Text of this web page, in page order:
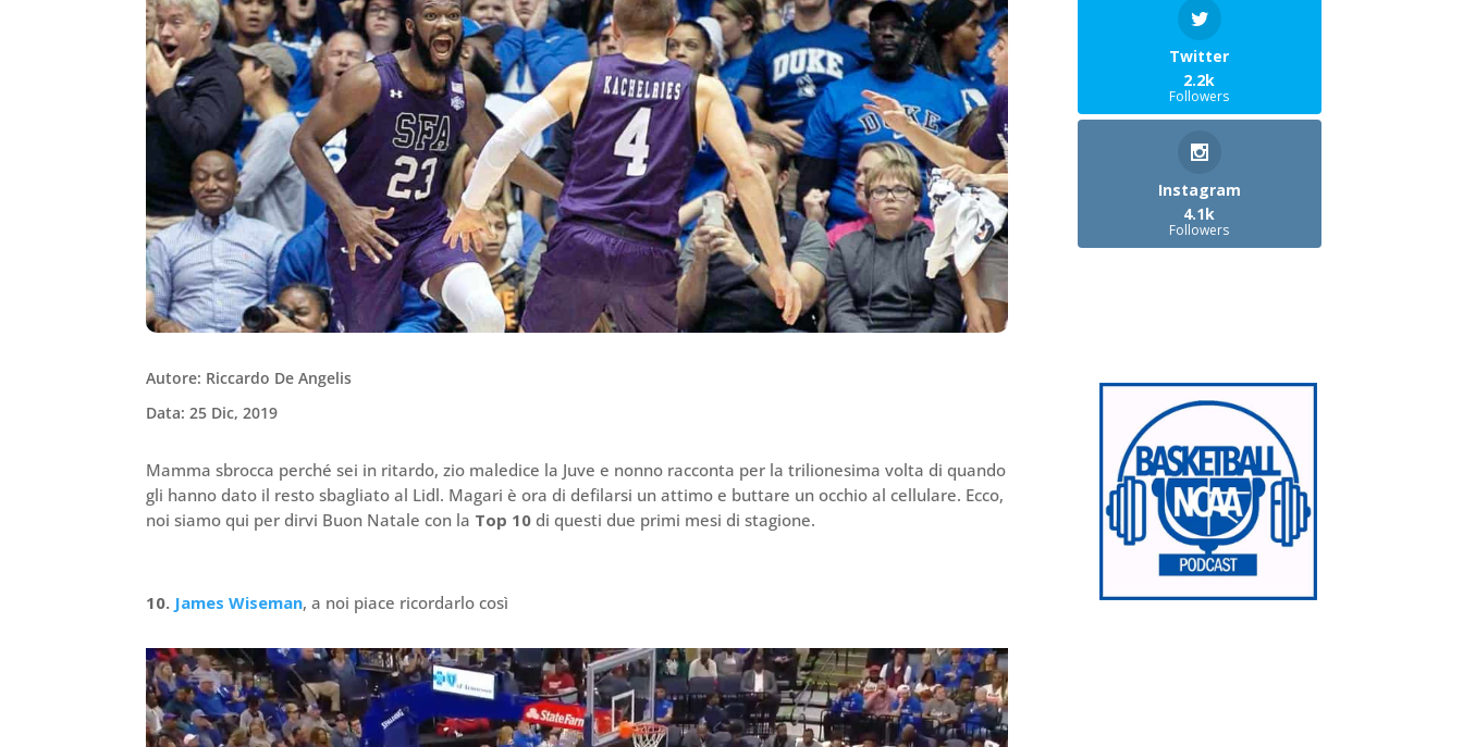
Autore: Riccardo De Angelis
Data: 25 Dic, 2019
Mamma sbrocca perché sei in ritardo, zio maledice la Juve e nonno racconta per la trilionesima volta di quando
gli hanno dato il resto sbagliato al Lidl. Magari è ora di defilarsi un attimo e buttare un occhio al cellulare. Ecco,
noi siamo qui per dirvi Buon Natale con la Top 10 di questi due primi mesi di stagione.
10. James Wiseman, a noi piace ricordarlo così
Twitter
2.2k
Followers
Instagram
4.1k
Followers